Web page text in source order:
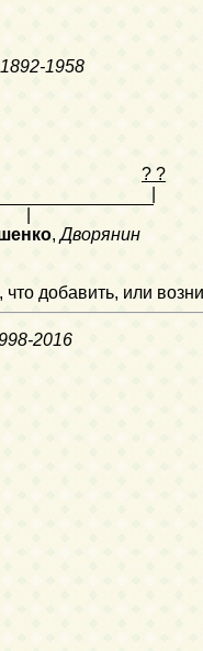
1892-1958
? ?
,Дворянин
что добавить, или
2016